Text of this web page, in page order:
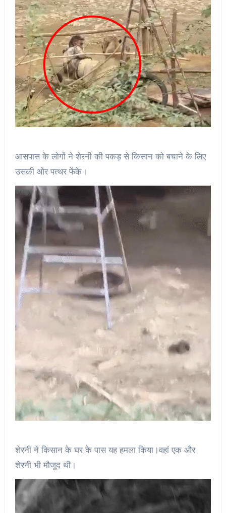
आसपास के लोगों ने शेरनी की पकड़ से किसान को बचाने के लिए
उसकी ओर पत्थर फेंके।
शेरनी ने किसान के घर के पास यह हमला किया।वहां एक और
शेरनी भी मौजूद थी।